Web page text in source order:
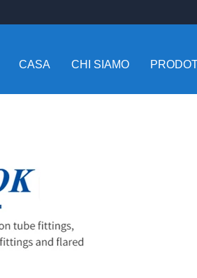
CASA CHI SIAMO